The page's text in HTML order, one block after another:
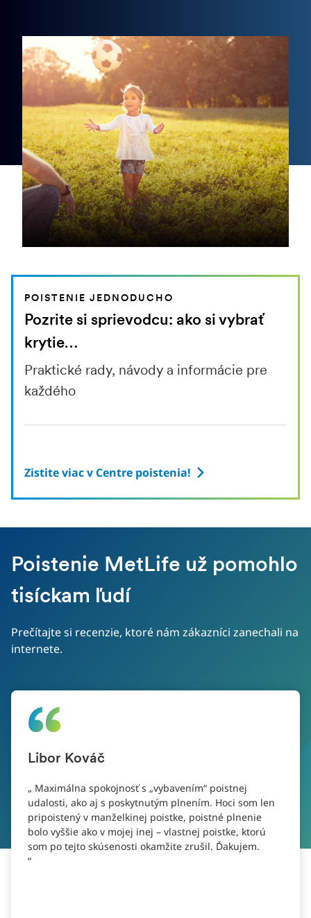
POISTENIE JEDNODUCHO
Pozrite si sprievodcu: ako si vybrať
krytie…
Praktické rady, návody a informácie pre
každého
Zistite viac v Centre poistenia!
Poistenie MetLife už pomohlo
tisíckam ľudí
Prečítajte si recenzie, ktoré nám zákazníci zanechali na
internete.
Libor Kováč
Maximálna spokojnosť s „vybavením“ poistnej
udalosti, ako aj s poskytnutým plnením. Hoci som len
pripoistený v manželkinej poistke, poistné plnenie
bolo vyššie ako v mojej inej – vlastnej poistke, ktorú
som po tejto skúsenosti okamžite zrušil. Ďakujem.